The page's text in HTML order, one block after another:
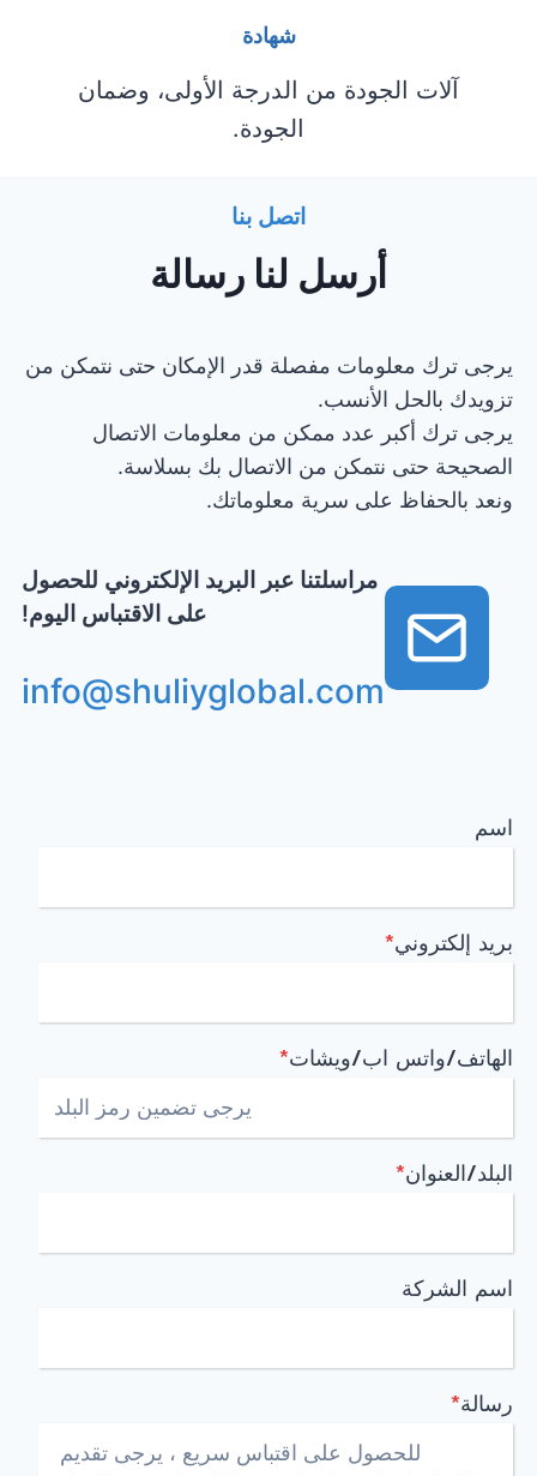
شهادة
آلات الجودة من الدرجة الأولى، وضمان
الجودة.
اتصل بنا
أرسل لنا رسالة
يرجى ترك معلومات مفصلة قدر الإمكان حتى نتمكن من
تزويدك بالحل الأنسب.
يرجى ترك أكبر عدد ممكن من معلومات الاتصال
الصحيحة حتى نتمكن من الاتصال بك بسلاسة.
ونعد بالحفاظ على سرية معلوماتك.
مراسلتنا عبر البريد الإلكتروني للحصول
على الاقتباس اليوم!
info@shuliyglobal.com
اسم
بريد إلكتروني*
الهاتف/واتس اب/ويشات*
البلد/العنوان*
اسم الشركة
رسالة*